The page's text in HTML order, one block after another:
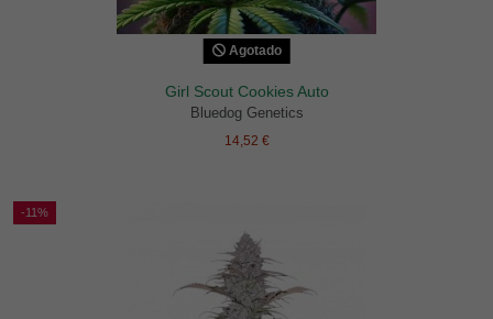
Agotado
Girl Scout Cookies Auto
Bluedog Genetics
14,52 €
-11%